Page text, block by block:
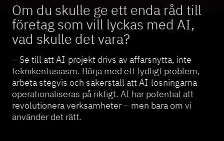
Om du skulle ge ett enda råd till
företag som vill lyckas med AI,
vad skulle det vara?
– Se till att AI-projekt drivs av affärsnytta, inte
teknikentusiasm. Börja med ett tydligt problem,
arbeta stegvis och säkerställ att AI-lösningarna
operationaliseras på riktigt. AI har potential att
revolutionera verksamheter – men bara om vi
använder det rätt.